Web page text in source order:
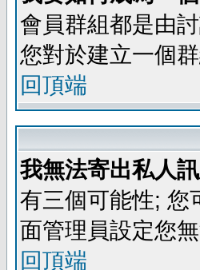
會員群組都是由
您對於建立一個
回頂端
我無法寄出私人
有三個可能性; 您
面管理員設定您
回頂端